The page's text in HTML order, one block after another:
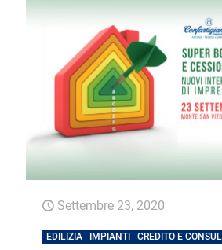
Settembre 23, 2020
EDILIZIA IMPIANTI CREDITO E